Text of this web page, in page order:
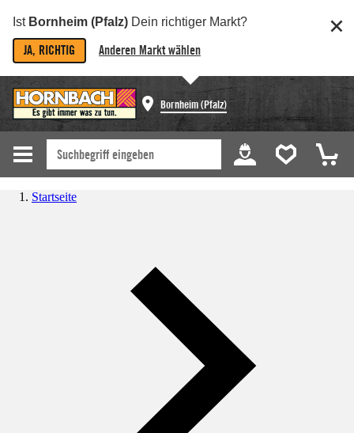
Ist Bornheim (Pfalz) Dein richtiger Markt?
JA, RICHTIG Anderen Markt wählen
Bornheim (Pfalz)
Startseite